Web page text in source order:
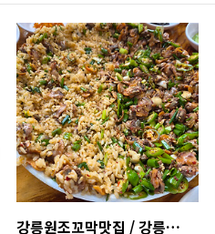
집입니다. 철원갓냉이국수 먼저
포스팅 보기 :
https://leehk.tistory.com/2756
철원맛집 / 철원 갓냉이 / 철원
갓냉이국수지난달 어느 날 철원
을 다녀왔습니다. 허영만의 백
반기행 철원 편에서 허영만 화
백 혼자 들려 감탄하며 먹던 갓
냉이국수 그 국수가 먹고 싶어
집사람과 동생들 꼬여 철원으로
강릉원조꼬막맛집 / 강릉 엄지네 포장마차 본점